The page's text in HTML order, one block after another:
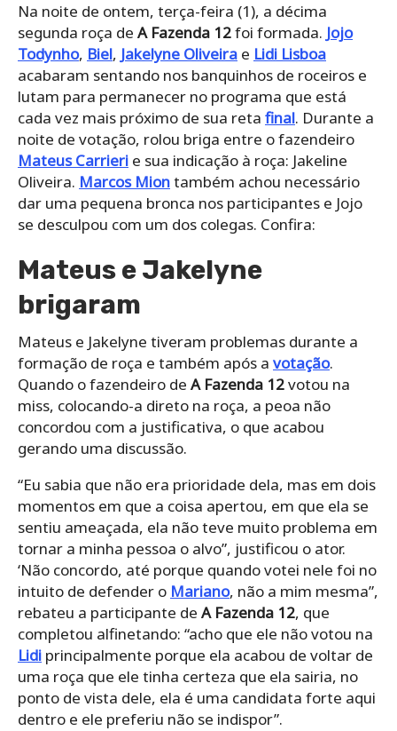
Na noite de ontem, terça-feira (1), a décima
segunda roça de A Fazenda 12foi formada. Jojo
Todynho, Biel, Jakelyne Oliveira e Lidi Lisboa
acabaram sentando nos banquinhos de roceiros e
lutam para permanecer no programa que está
cada vez mais próximo de sua reta final. Durante a
noite de votação, rolou briga entre o fazendeiro
Mateus Carrieri e sua indicação à roça: Jakeline
Oliveira. Marcos Miontambém achou necessário
dar uma pequena bronca nos participantes e Jojo
se desculpou com um dos colegas. Confira:
Mateus e Jakelyne
brigaram
Mateus e Jakelyne tiveram problemas durante a
formação de roça e também após a votação.
Quando o fazendeiro de A Fazenda 12votou na
miss, colocando-a direto na roça, a peoa não
concordou com a justificativa, o que acabou
gerando uma discussão.
“Eu sabia que não era prioridade dela, mas em dois
momentos em que a coisa apertou, em que ela se
sentiu ameaçada, ela não teve muito problema em
tornar a minha pessoa o alvo”, justificou o ator.
‘Não concordo, até porque quando votei nele foi no
intuito de defender o Mariano, não a mim mesma”,
rebateu a participante de A Fazenda 12, que
completou alfinetando: “acho que ele não votou na
Lidi principalmente porque ela acabou de voltar de
uma roça que ele tinha certeza que ela sairia, no
ponto de vista dele, ela é uma candidata forte aqui
dentro e ele preferiu não se indispor”.